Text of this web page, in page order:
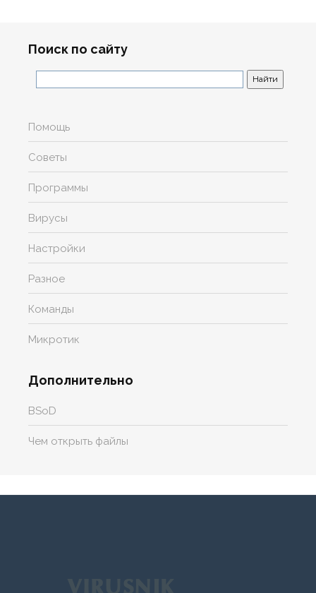
Поиск по сайту
Помощь
Советы
Программы
Вирусы
Настройки
Разное
Команды
Микротик
Дополнительно
BSoD
Чем открыть файлы